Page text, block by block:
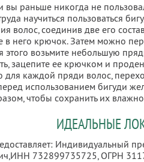
вы раньше никогда не
научиться пользоваться
волос, соединив две его
в него крючок. Затем можно
этого возьмите небольшую
зацепите ее крючком и
каждой пряди волос,
использованием бигуди
чтобы сохранить их
ИДЕАЛЬНЫЕ
Индивидуальный
ИНН 732899735725, ОГРН